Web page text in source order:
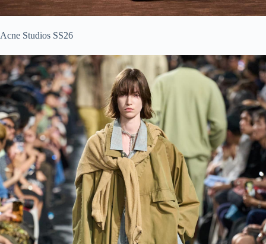
Acne Studios SS26